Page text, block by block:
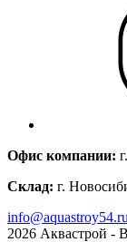
Офис компании:
Склад: г.
info@aquastroy54.ru
2026 Аквастрой -